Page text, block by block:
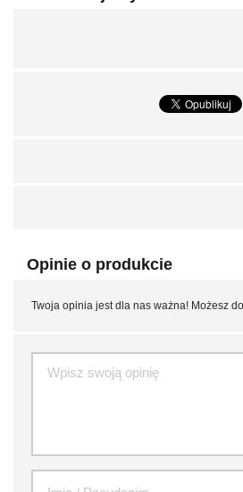
Opinie o produkcie
Twoja opinia jest dla nas ważna! Możesz